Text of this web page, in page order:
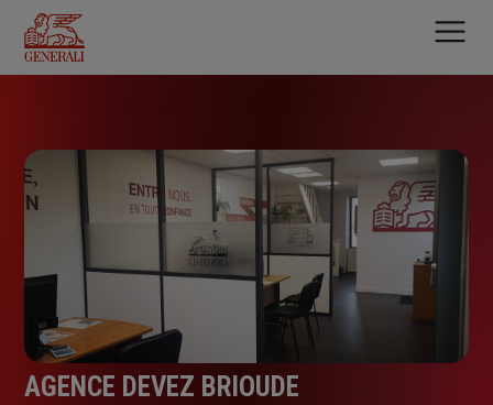
contenu
principal
AGENCE DEVEZ BRIOUDE